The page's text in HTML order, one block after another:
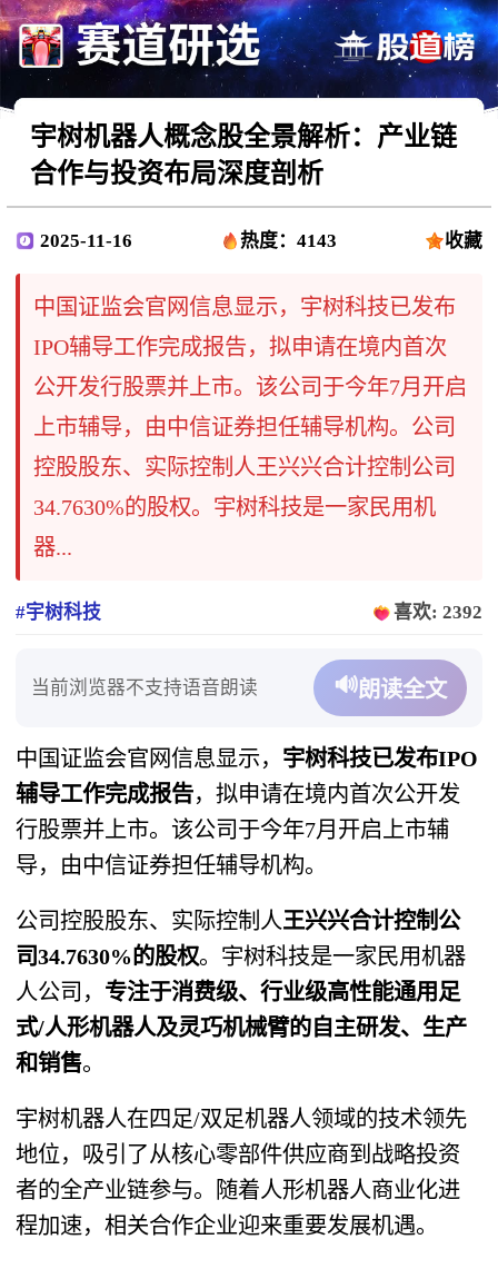
宇树机器人概念股全景解析：产业链
合作与投资布局深度剖析
2025-11-16 热度：4143 收藏
中国证监会官网信息显示，宇树科技已发布
IPO辅导工作完成报告，拟申请在境内首次
公开发行股票并上市。该公司于今年7月开启
上市辅导，由中信证券担任辅导机构。公司
控股股东、实际控制人王兴兴合计控制公司
34.7630%的股权。宇树科技是一家民用机
器...
#宇树科技 喜欢: 2392
当前浏览器不支持语音朗读 🔊朗读全文
中国证监会官网信息显示， 宇树科技已发布IPO
辅导工作完成报告，拟申请在境内首次公开发
行股票并上市。该公司于今年7月开启上市辅
导，由中信证券担任辅导机构。
公司控股股东、实际控制人王兴兴合计控制公
司34.7630%的股权。宇树科技是一家民用机器
人公司， 专注于消费级、行业级高性能通用足
式/人形机器人及灵巧机械臂的自主研发、生产
和销售。
宇树机器人在四足/双足机器人领域的技术领先
地位，吸引了从核心零部件供应商到战略投资
者的全产业链参与。随着人形机器人商业化进
程加速，相关合作企业迎来重要发展机遇。